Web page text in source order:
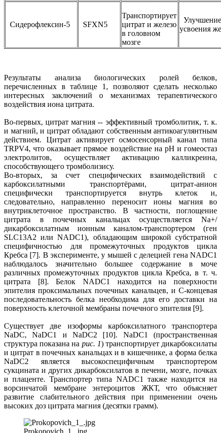
Сидерофлексин-5 SFXN5
Транспортирует
цитрат и железо
в головном
мозге
Улучшение
усвоения
Результаты анализа биологических ролей белков,
перечисленных в таблице 1, позволяют сделать несколько
интересных заключений о механизмах терапевтического
воздействия иона цитрата.
Во-первых, цитрат магния -- эффективный тромболитик, т. к.
и магний, и цитрат обладают собственным антикоагулянтным
действием. Цитрат активирует осмосенсорный канал типа
TRPV4, что оказывает прямое воздействие на рН и гомеостаз
электролитов, осуществляет активацию калликреина,
способствующего тромболизису.
Во-вторых, за счет специфических взаимодействий с
карбоксилатными транспортёрами, цитрат-анион
специфически транспортируется внутрь клеток и,
следовательно, направленно переносит ионы магния во
внутриклеточное пространство. В частности, поглощение
цитрата в почечных канальцах осуществляется Na+/
дикарбоксилатным ионным каналом-транспортером (ген
SLC13A2 или NАDC1), обладающим широкой субстратной
специфичностью для промежуточных продуктов цикла
Кребса [7]. В эксперименте, у мышей с делецией гена NADC1
наблюдалось значительно большее содержание в моче
различных промежуточных продуктов цикла Кребса, в т. ч.
цитрата [8]. Белок NADC1 находится на поверхности
эпителия проксимальных почечных канальцев, и C-концевая
последовательность белка необходима для его доставки на
поверхность клеточной мембраны почечного эпителия [9].
Существует две изоформы карбоксилатного транспортера
NaDC, NaDC1 и NaDC2 [10]. NaDC1 (пространственная
структура показана на рис. 1) транспортирует дикарбоксилаты
и цитрат в почечных канальцах и в кишечнике, а форма белка
NaDC2 является высокоспецифичным транспортером
сукцината и других дикарбоксилатов в печени, мозге, почках
и плаценте. Транспортер типа NАDC1 также находится на
ворсинчатой мембране энтероцитов ЖКТ, что объясняет
развитие слабительного действия при применении очень
высоких доз цитрата магния (десятки грамм).
Prokopovich_1_.jpg